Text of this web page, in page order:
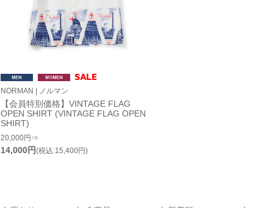
NORMAN | ノルマン
【会員特別価格】VINTAGE FLAG
OPEN SHIRT (VINTAGE FLAG OPEN
SHIRT)
20,000円⇒
14,000円(税込:15,400円)